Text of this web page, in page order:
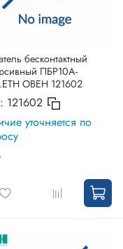
бесконтактный
ПБР10А-
ОВЕН 121602
121602
уточняется по